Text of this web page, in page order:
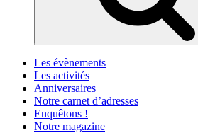
Les évènements
Les activités
Anniversaires
Notre carnet d’adresses
Enquêtons !
Notre magazine